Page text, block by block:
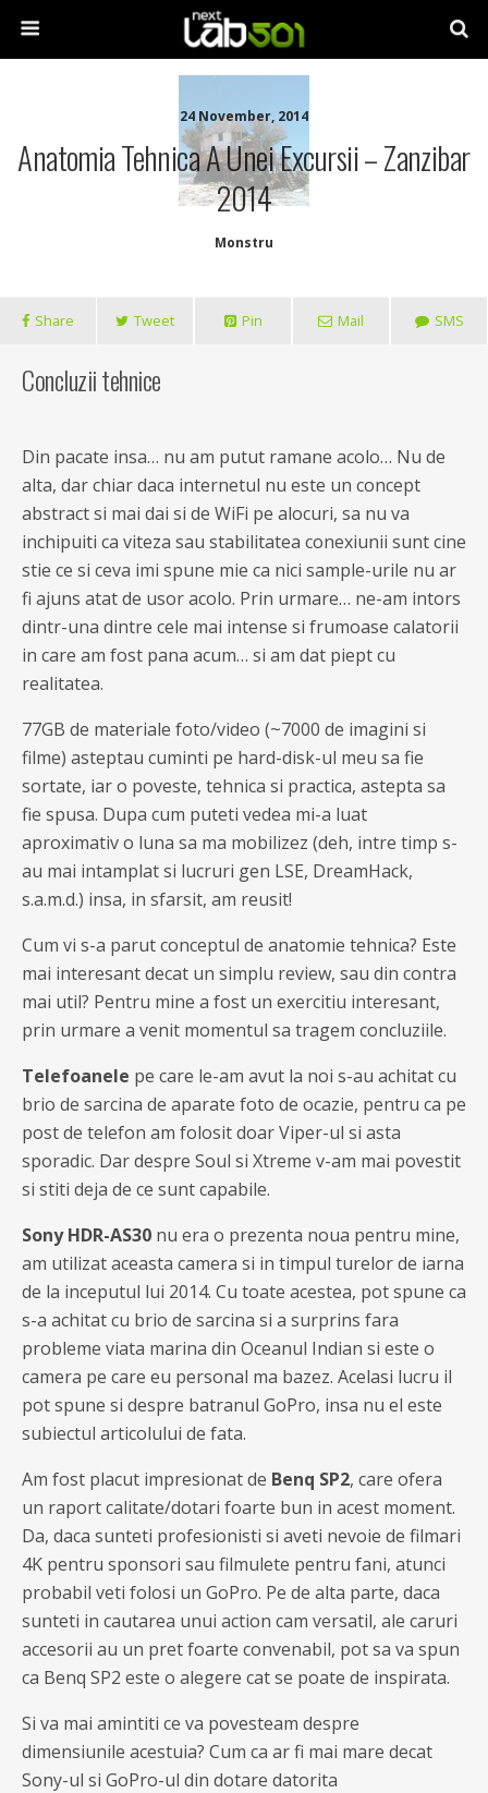
24 November, 2014
Anatomia Tehnica A Unei Excursii – Zanzibar
2014
Monstru
Share Tweet Pin Mail SMS
Concluzii tehnice
Din pacate insa… nu am putut ramane acolo… Nu de
alta, dar chiar daca internetul nu este un concept
abstract si mai dai si de WiFi pe alocuri, sa nu va
inchipuiti ca viteza sau stabilitatea conexiunii sunt cine
stie ce si ceva imi spune mie ca nici sample-urile nu ar
fi ajuns atat de usor acolo. Prin urmare… ne-am intors
dintr-una dintre cele mai intense si frumoase calatorii
in care am fost pana acum… si am dat piept cu
realitatea.
77GB de materiale foto/video (~7000 de imagini si
filme) asteptau cuminti pe hard-disk-ul meu sa fie
sortate, iar o poveste, tehnica si practica, astepta sa
fie spusa. Dupa cum puteti vedea mi-a luat
aproximativ o luna sa ma mobilizez (deh, intre timp s-
au mai intamplat si lucruri gen LSE, DreamHack,
s.a.m.d.) insa, in sfarsit, am reusit!
Cum vi s-a parut conceptul de anatomie tehnica? Este
mai interesant decat un simplu review, sau din contra
mai util? Pentru mine a fost un exercitiu interesant,
prin urmare a venit momentul sa tragem concluziile.
Telefoanele pe care le-am avut la noi s-au achitat cu
brio de sarcina de aparate foto de ocazie, pentru ca pe
post de telefon am folosit doar Viper-ul si asta
sporadic. Dar despre Soul si Xtreme v-am mai povestit
si stiti deja de ce sunt capabile.
Sony HDR-AS30 nu era o prezenta noua pentru mine,
am utilizat aceasta camera si in timpul turelor de iarna
de la inceputul lui 2014. Cu toate acestea, pot spune ca
s-a achitat cu brio de sarcina si a surprins fara
probleme viata marina din Oceanul Indian si este o
camera pe care eu personal ma bazez. Acelasi lucru il
pot spune si despre batranul GoPro, insa nu el este
subiectul articolului de fata.
Am fost placut impresionat de Benq SP2, care ofera
un raport calitate/dotari foarte bun in acest moment.
Da, daca sunteti profesionisti si aveti nevoie de filmari
4K pentru sponsori sau filmulete pentru fani, atunci
probabil veti folosi un GoPro. Pe de alta parte, daca
sunteti in cautarea unui action cam versatil, ale caruri
accesorii au un pret foarte convenabil, pot sa va spun
ca Benq SP2 este o alegere cat se poate de inspirata.
Si va mai amintiti ce va povesteam despre
dimensiunile acestuia? Cum ca ar fi mai mare decat
Sony-ul si GoPro-ul din dotare datorita